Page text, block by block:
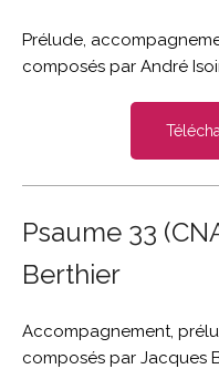
Prélude,
composés par André
Psaume 33
Berthier
Accompagnement,
composés par Jacques